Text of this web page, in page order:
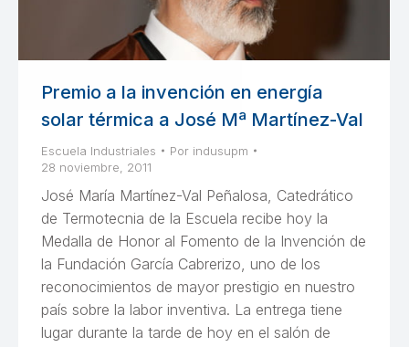
Premio a la invención en energía
solar térmica a José Mª Martínez-Val
Escuela Industriales Por indusupm
28 noviembre, 2011
José María Martínez-Val Peñalosa, Catedrático
de Termotecnia de la Escuela recibe hoy la
Medalla de Honor al Fomento de la Invención de
la Fundación García Cabrerizo, uno de los
reconocimientos de mayor prestigio en nuestro
país sobre la labor inventiva. La entrega tiene
lugar durante la tarde de hoy en el salón de